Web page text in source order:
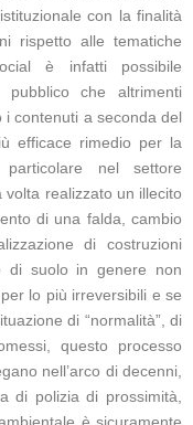
con la finalità
rispetto alle tematiche
è infatti possibile
che altrimenti
contenuti a seconda del
efficace rimedio per la
nel settore
realizzato un illecito
di una falda, cambio
di costruzioni
di suolo in genere non
lo più irreversibili e se
di “normalità”, di
questo processo
nell’arco di decenni,
di polizia di prossimità,